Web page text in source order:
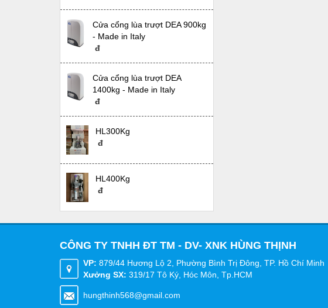
Cửa cổng lùa trượt DEA 900kg
- Made in Italy
đ
Cửa cổng lùa trượt DEA
1400kg - Made in Italy
đ
HL300Kg
đ
HL400Kg
đ
CÔNG TY TNHH ĐT TM - DV- XNK HÙNG THỊNH
VP: 879/44 Hương Lộ 2, Phường Bình Trị Đông, TP. Hồ Chí Minh
Xưởng SX: 319/17 Tô Ký, Hóc Môn, Tp.HCM
hungthinh568@gmail.com